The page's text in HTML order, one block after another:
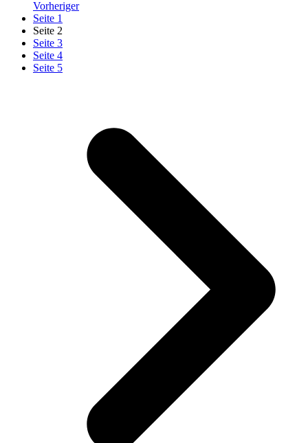
Vorheriger
Seite 1
Seite 2
Seite 3
Seite 4
Seite 5